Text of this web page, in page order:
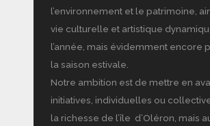
l’environnement et le patrimoine,
vie culturelle et artistique
l’année, mais évidemment encore
la saison estivale.
Notre ambition est de mettre en
initiatives, individuelles ou
la richesse de l’île d’Oléron, mais